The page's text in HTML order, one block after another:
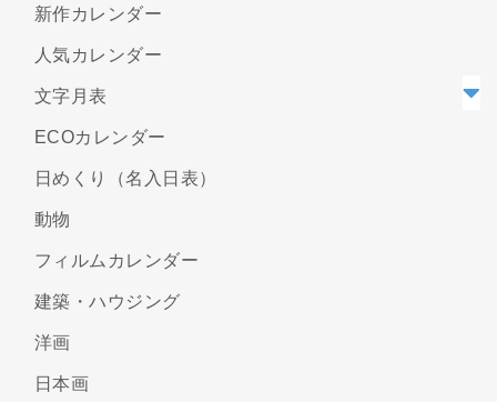
新作カレンダー
人気カレンダー
文字月表
ECOカレンダー
日めくり（名入日表）
動物
フィルムカレンダー
建築・ハウジング
洋画
日本画